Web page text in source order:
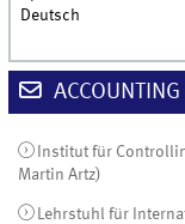
Deutsch
Institut für
Martin Artz)
Lehrstuhl für